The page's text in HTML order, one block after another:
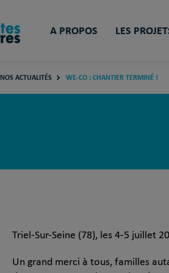
A PROPOS LES
NOS ACTUALITÉS WE-CO : CHANTIER TERMINÉ !
Triel-Sur-Seine (78), les 4-5 juillet
Un grand merci à tous, familles